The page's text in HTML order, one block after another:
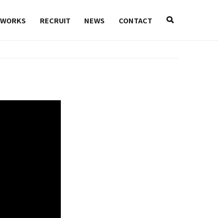
・ブランディングを行うナンバーエイトです。デジタル×デザイン×
WORKS RECRUIT NEWS CONTACT